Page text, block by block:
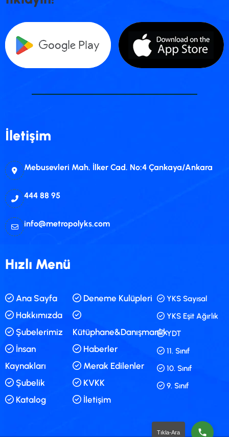
İletişim
Mebusevleri Mah. İlker Cad. No:4 Çankaya/Ankara
444 88 95
info@metropolyks.com
Hızlı Menü
Ana Sayfa
Hakkımızda
Şubelerimiz
İnsan
Kaynakları
Şubelik
Katalog
Deneme Kulüpleri
Kütüphane&Danışmanlık
Haberler
Merak Edilenler
KVKK
İletişim
YKS Sayısal
YKS Eşit Ağırlık
YDT
11. Sınıf
10. Sınıf
9. Sınıf
Tıkla-Ara